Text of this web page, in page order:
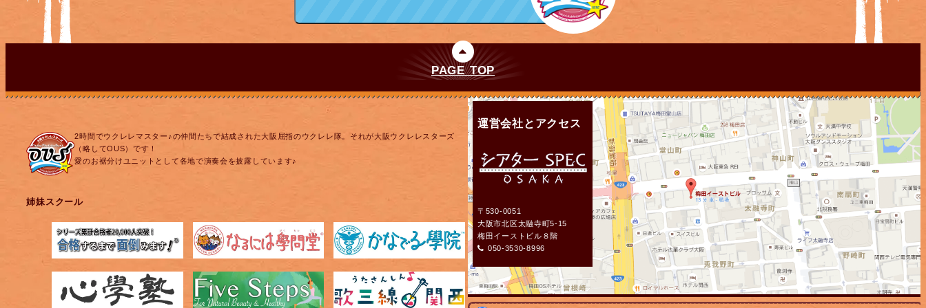
PAGE TOP
2時間でウクレレマスター♪の仲間たちで結成された大阪屈指のウクレレ隊。それが大阪ウクレレスターズ
（略してOUS）です！
愛のお裾分けユニットとして各地で演奏会を披露しています♪
姉妹スクール
運営会社とアクセス
〒530-0051
大阪市北区太融寺町5-15
梅田イーストビル８階
050-3530-8996